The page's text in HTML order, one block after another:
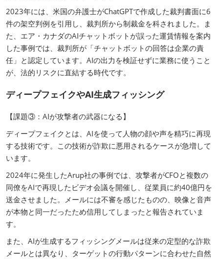
2023年には、米国の弁護士がChatGPTで作成した裁判書面に6
件の架空判例を引用し、裁判所から制裁金を科されました。ま
た、エア・カナダのAIチャットボットが誤った運賃情報を案内
した事例では、裁判所が「チャットボットの回答は企業の責
任」と認定しています。AIの出力を検証せずに業務に使うこと
が、法的リスクに直結する時代です。
ディープフェイクやAI生成フィッシング
【課題③：AIが攻撃者の武器になる】
ディープフェイクとは、AIを使って人物の顔や声を精巧に再現
する技術です。この技術が詐欺に悪用されるケースが急増して
います。
2024年に発生したArup社の事例では、攻撃者がCFOと複数の
同僚をAIで再現したビデオ会議を開催し、従業員に約40億円を
送金させました。メールには不審を感じたものの、映像と音声
が本物と同一だったため信用してしまったと報告されていま
す。
また、AIが生成するフィッシングメールは従来の定型的な詐欺
メールとは異なり、ターゲットの行動パターンに合わせた自然